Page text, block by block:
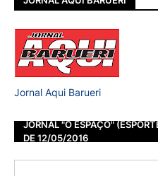
Jornal Aqui Barueri
JORNAL "O ESPAÇO"
DE 12/05/2016